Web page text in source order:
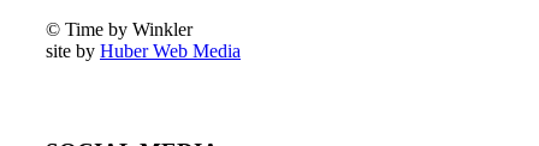
© Time by Winkler
site by Huber Web Media